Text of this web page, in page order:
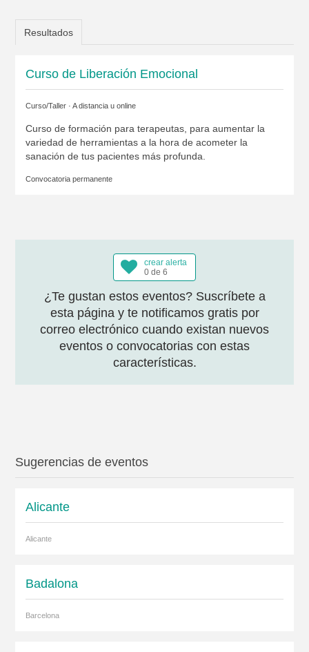
Resultados
Curso de Liberación Emocional
Curso/Taller · A distancia u online
Curso de formación para terapeutas, para aumentar la
variedad de herramientas a la hora de acometer la
sanación de tus pacientes más profunda.
Convocatoria permanente
crear alerta
0 de 6
¿Te gustan estos eventos? Suscríbete a
esta página y te notificamos gratis por
correo electrónico cuando existan nuevos
eventos o convocatorias con estas
características.
Sugerencias de eventos
Alicante
Alicante
Badalona
Barcelona